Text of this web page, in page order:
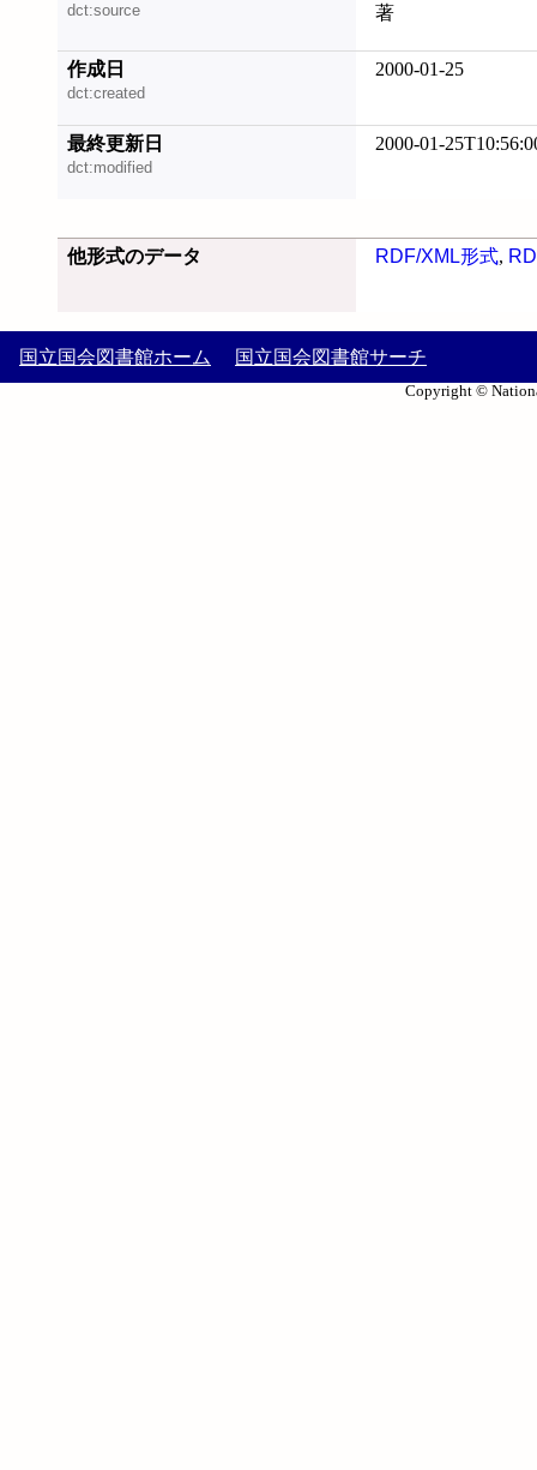
dct:source
著
作成日
dct:created
2000-01-25
最終更新日
dct:modified
2000-01-
他形式のデータ RDF/XML形式,
国立国会図書館ホーム 国立国会図書館サーチ
Copyright ©